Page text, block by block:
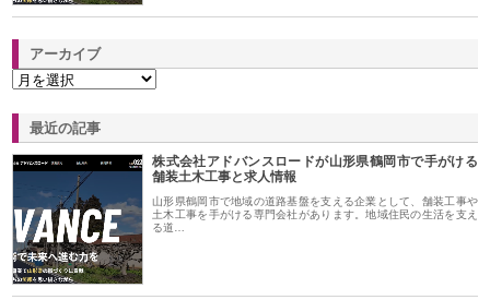
アーカイブ
最近の記事
株式会社アドバンスロードが山形県鶴岡市で手がける
舗装土木工事と求人情報
山形県鶴岡市で地域の道路基盤を支える企業として、舗装工事や
土木工事を手がける専門会社があります。地域住民の生活を支え
る道…